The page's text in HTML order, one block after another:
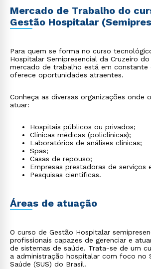
Mercado de Trabalho do
Gestão Hospitalar
Para quem se forma no curso
Hospitalar Semipresencial da Cruzeiro
mercado de trabalho está em constante
oferece oportunidades atraentes.
Conheça as diversas organizações onde
atuar:
Hospitais públicos ou privados;
Clínicas médicas (policlínicas);
Laboratórios de análises clínicas;
Spas;
Casas de repouso;
Empresas prestadoras de serviços
Pesquisas cientificas.
Áreas de atuação
O curso de Gestão Hospitalar
profissionais capazes de gerenciar e
de sistemas de saúde. Trata-se de um
a administração hospitalar com foco no
Saúde (SUS) do Brasil.